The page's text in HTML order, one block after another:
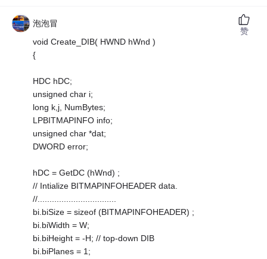
泡泡冒
void Create_DIB( HWND hWnd )
{
HDC hDC;
unsigned char i;
long k,j, NumBytes;
LPBITMAPINFO info;
unsigned char *dat;
DWORD error;
hDC = GetDC (hWnd) ;
// Intialize BITMAPINFOHEADER data.
//.................................
bi.biSize = sizeof (BITMAPINFOHEADER) ;
bi.biWidth = W;
bi.biHeight = -H; // top-down DIB
bi.biPlanes = 1;
赞